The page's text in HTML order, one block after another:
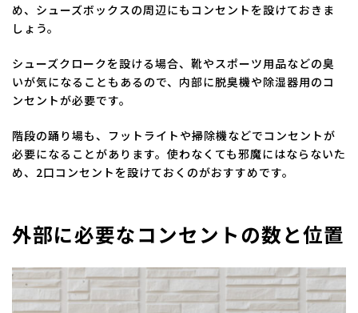
め、シューズボックスの周辺にもコンセントを設けておきま
しょう。
シューズクロークを設ける場合、靴やスポーツ用品などの臭
いが気になることもあるので、内部に脱臭機や除湿器用のコ
ンセントが必要です。
階段の踊り場も、フットライトや掃除機などでコンセントが
必要になることがあります。使わなくても邪魔にはならないた
め、2口コンセントを設けておくのがおすすめです。
外部に必要なコンセントの数と位置